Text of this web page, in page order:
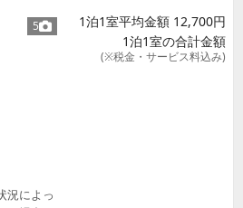
5
況によっ
1泊1室平均金額 12,700円
1泊1室の合計金額
(※税金・サービス料込み)